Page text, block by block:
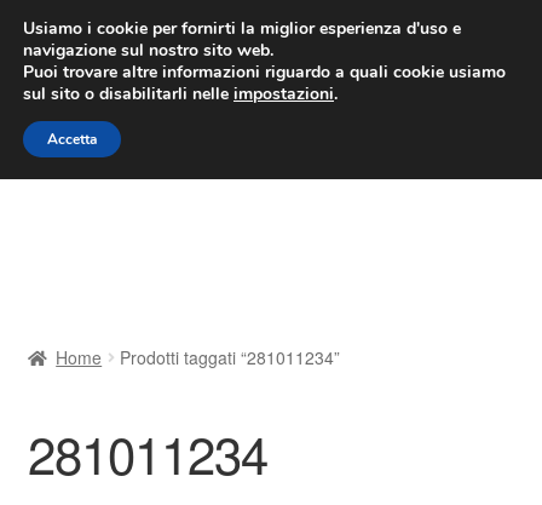
CONSEGNA da 7 EUR
Lun-Ven 9:00 - 16:00/800 580 290
Vai
alla
navigazione
Vai
al
contenuto
Contatto
Home Prodotti taggati “281011234”
281011234
Usiamo i cookie per fornirti la miglior esperienza d'uso e
navigazione sul nostro sito web.
Puoi trovare altre informazioni riguardo a quali cookie usiamo
sul sito o disabilitarli nelle impostazioni.
Accetta